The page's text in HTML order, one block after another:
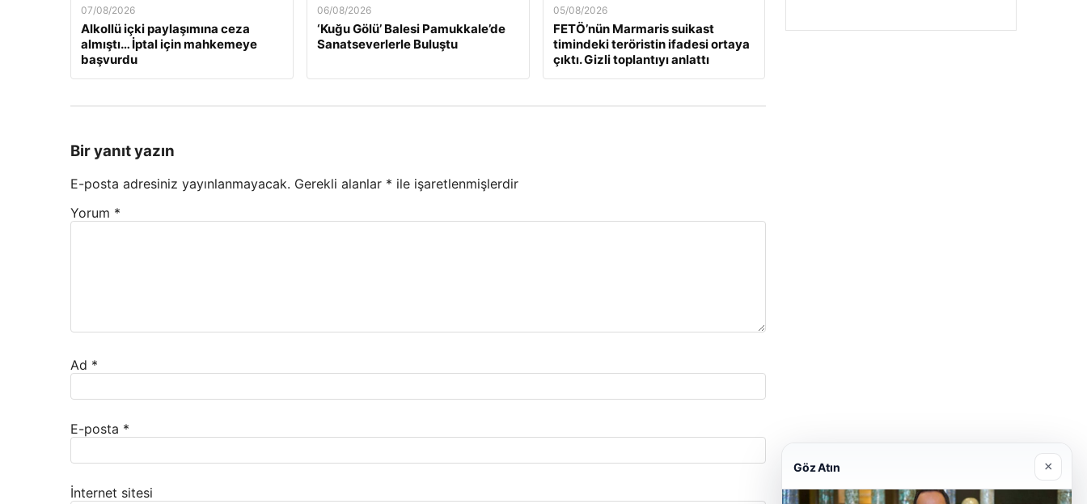
07/08/2026
Alkollü içki paylaşımına ceza
almıştı… İptal için mahkemeye
başvurdu
06/08/2026
‘Kuğu Gölü’ Balesi Pamukkale’de
Sanatseverlerle Buluştu
05/08/2026
FETÖ’nün Marmaris suikast
timindeki teröristin ifadesi ortaya
çıktı. Gizli toplantıyı anlattı
Bir yanıt yazın
E-posta adresiniz yayınlanmayacak. Gerekli alanlar * ile işaretlenmişlerdir
Yorum *
Ad *
E-posta *
İnternet sitesi
Göz Atın ×